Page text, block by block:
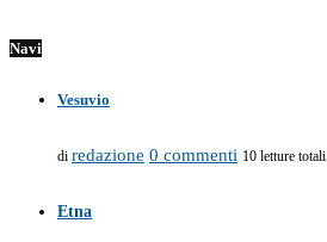
Navi
Vesuvio
di redazione 0 commenti 10 letture totali
Etna